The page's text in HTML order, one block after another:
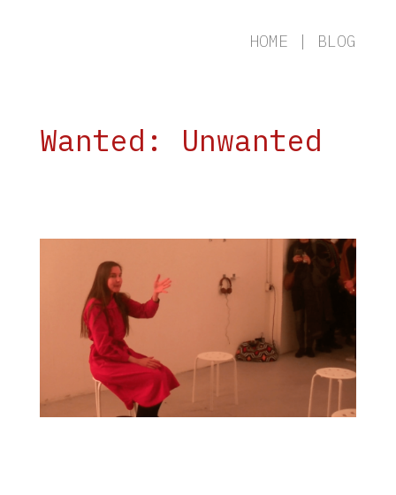
HOME | BLOG
Wanted: Unwanted